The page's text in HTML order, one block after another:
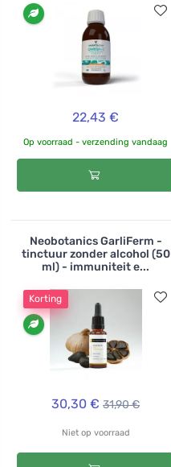
22,43 €
Op voorraad - verzending vandaag
Neobotanics GarliFerm -
tinctuur zonder alcohol (50
ml) - immuniteit e...
Korting
30,30 € 31,90 €
Niet op voorraad